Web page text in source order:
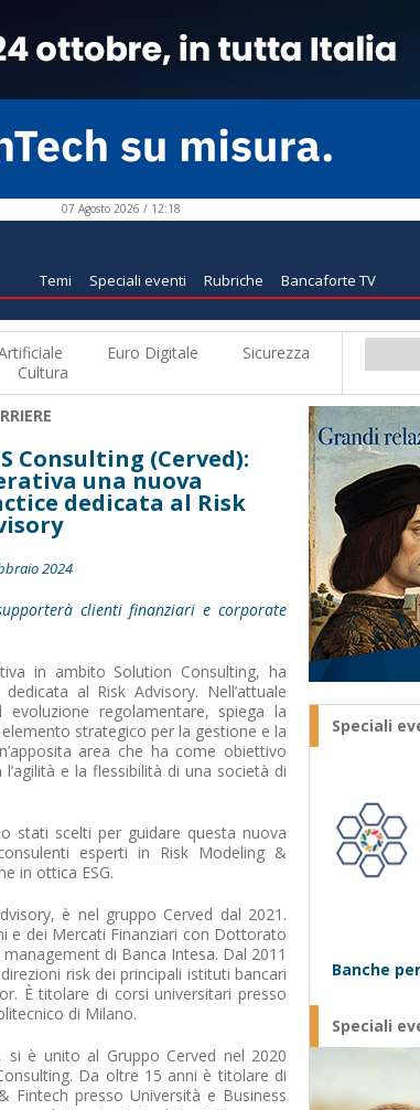
07 Agosto 2026 / 12:18
Temi Speciali eventi Rubriche Bancaforte TV
Euro Digitale
Sicurezza
Cultura
Consulting (Cerved):
una nuova
dedicata al Risk
2024
clienti finanziari e corporate
in ambito Solution Consulting, ha
al Risk Advisory. Nell’attuale
regolamentare, spiega la
strategico per la gestione e la
area che ha come obiettivo
e la flessibilità di una società di
stati scelti per guidare questa nuova
esperti in Risk Modeling &
in ottica ESG.
è nel gruppo Cerved dal 2021.
e dei Mercati Finanziari con Dottorato
di Banca Intesa. Dal 2011
risk dei principali istituti bancari
È titolare di corsi universitari presso
di Milano.
si è unito al Gruppo Cerved nel 2020
Da oltre 15 anni è titolare di
Fintech presso Università e Business
Speciali
Banche
Speciali